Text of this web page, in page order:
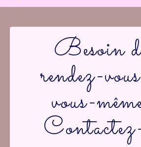
Besoin
rendez-
vous-